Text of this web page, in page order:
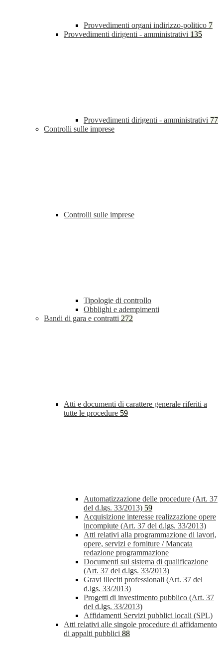
Provvedimenti organi indirizzo-politico 7
Provvedimenti dirigenti - amministrativi 135
Provvedimenti dirigenti - amministrativi 77
Controlli sulle imprese
Controlli sulle imprese
Tipologie di controllo
Obblighi e adempimenti
Bandi di gara e contratti 272
Atti e documenti di carattere generale riferiti a
tutte le procedure 59
Automatizzazione delle procedure (Art. 37
del d.lgs. 33/2013) 59
Acquisizione interesse realizzazione opere
incompiute (Art. 37 del d.lgs. 33/2013)
Atti relativi alla programmazione di lavori,
opere, servizi e forniture / Mancata
redazione programmazione
Documenti sul sistema di qualificazione
(Art. 37 del d.lgs. 33/2013)
Gravi illeciti professionali (Art. 37 del
d.lgs. 33/2013)
Progetti di investimento pubblico (Art. 37
del d.lgs. 33/2013)
Affidamenti Servizi pubblici locali (SPL)
Atti relativi alle singole procedure di affidamento
di appalti pubblici 88